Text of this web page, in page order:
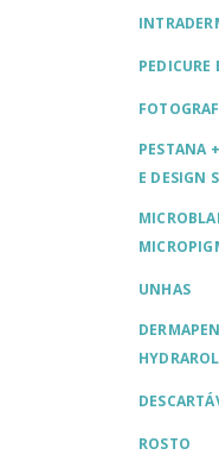
PEDICURE
PESTANA
E DESIGN
UNHAS
ROSTO